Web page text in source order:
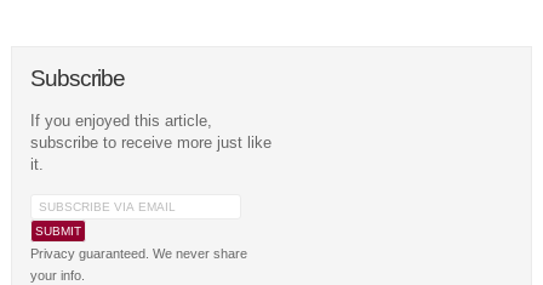
Subscribe
If you enjoyed this article,
subscribe to receive more just like
it.
Privacy guaranteed. We never share
your info.